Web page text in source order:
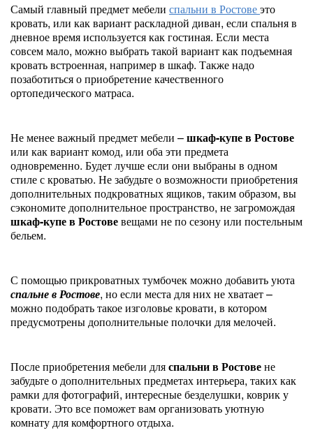
Самый главный предмет мебели спальни в Ростовеэто
кровать, или как вариант раскладной диван, если спальня в
дневное время используется как гостиная. Если места
совсем мало, можно выбрать такой вариант как подъемная
кровать встроенная, например в шкаф. Также надо
позаботиться о приобретение качественного
ортопедического матраса.
Не менее важный предмет мебели –шкаф-купе в Ростове
или как вариант комод, или оба эти предмета
одновременно. Будет лучше если они выбраны в одном
стиле с кроватью. Не забудьте о возможности приобретения
дополнительных подкроватных ящиков, таким образом, вы
сэкономите дополнительное пространство, не загромождая
шкаф-купе в Ростовевещами не по сезону или постельным
бельем.
С помощью прикроватных тумбочек можно добавить уюта
спальне в Ростове, но если места для них не хватает –
можно подобрать такое изголовье кровати, в котором
предусмотрены дополнительные полочки для мелочей.
После приобретения мебели дляспальни в Ростовене
забудьте о дополнительных предметах интерьера, таких как
рамки для фотографий, интересные безделушки, коврик у
кровати. Это все поможет вам организовать уютную
комнату для комфортного отдыха.